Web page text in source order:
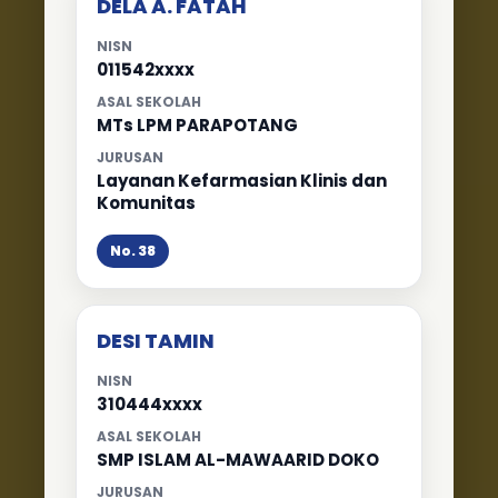
DELA A. FATAH
NISN
011542xxxx
ASAL SEKOLAH
MTs LPM PARAPOTANG
JURUSAN
Layanan Kefarmasian Klinis dan
Komunitas
No. 38
DESI TAMIN
NISN
310444xxxx
ASAL SEKOLAH
SMP ISLAM AL-MAWAARID DOKO
JURUSAN